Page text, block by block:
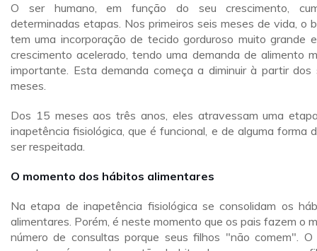
O ser humano, em função do seu crescimento,
determinadas etapas. Nos primeiros seis meses de vida, o
tem uma incorporação de tecido gorduroso muito grande
crescimento acelerado, tendo uma demanda de alimento
importante. Esta demanda começa a diminuir à partir dos
meses.
Dos 15 meses aos três anos, eles atravessam uma
inapetência fisiológica, que é funcional, e de alguma forma
ser respeitada.
O momento dos hábitos alimentares
Na etapa de inapetência fisiológica se consolidam os
alimentares. Porém, é neste momento que os pais fazem o
número de consultas porque seus filhos "não comem". O